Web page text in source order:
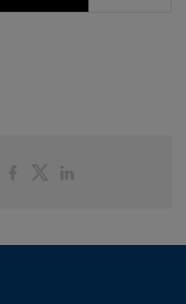
PartagerPartager